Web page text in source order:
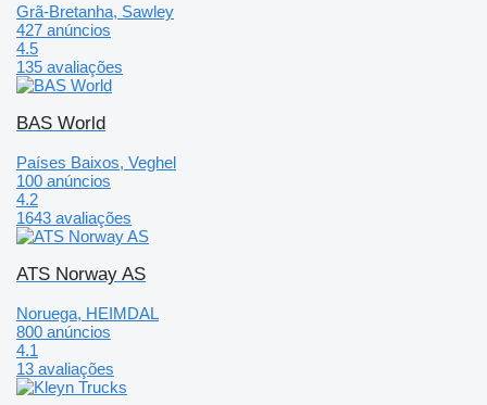
Grã-Bretanha, Sawley
427 anúncios
4.5
135 avaliações
BAS World
Países Baixos, Veghel
100 anúncios
4.2
1643 avaliações
ATS Norway AS
Noruega, HEIMDAL
800 anúncios
4.1
13 avaliações